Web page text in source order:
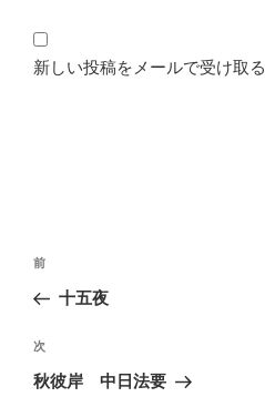
新しい投稿をメールで受け取る
稿
ナ
ゲ
ー
前
の
稿
前
十五夜
次
の
次
秋彼岸 中日法要